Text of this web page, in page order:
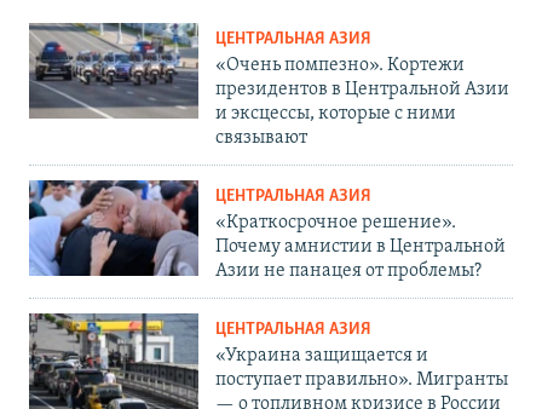
ЦЕНТРАЛЬНАЯ АЗИЯ
«Очень помпезно». Кортежи
президентов в Центральной Азии
и эксцессы, которые с ними
связывают
ЦЕНТРАЛЬНАЯ АЗИЯ
«Краткосрочное решение».
Почему амнистии в Центральной
Азии не панацея от проблемы?
ЦЕНТРАЛЬНАЯ АЗИЯ
«Украина защищается и
поступает правильно». Мигранты
— о топливном кризисе в России